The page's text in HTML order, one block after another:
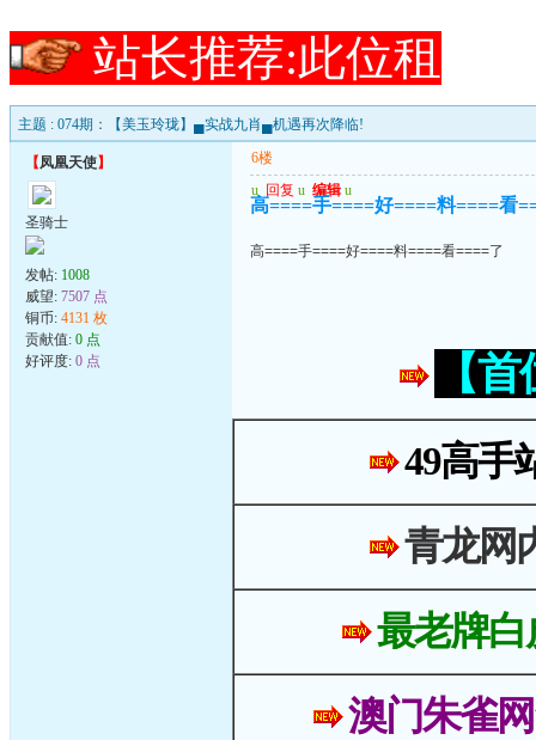
站长推荐:此位租
主题 : 074期：【美玉玲珑】▄实战九肖▄机遇再次降临!
【凤凰天使】
圣骑士
发帖: 1008
威望: 7507 点
铜币: 4131 枚
贡献值: 0 点
好评度: 0 点
6楼
u 回复 u 编辑 u
高====手====好====料====看
高====手====好====料====看====了
【
49高手
青龙网
最老牌白
澳门朱雀